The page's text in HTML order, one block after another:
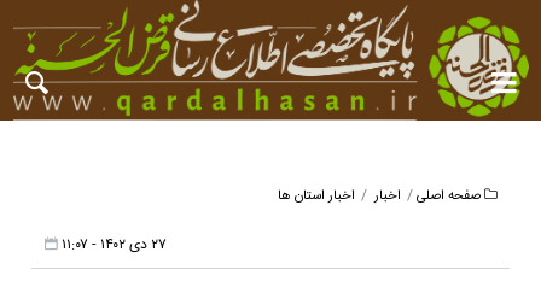
صفحه اصلی اخبار اخبار استان ها
۲۷ دی ۱۴۰۲ - ۱۱:۰۷